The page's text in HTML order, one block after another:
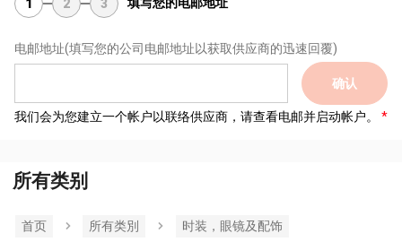
1 2 3
电邮地址(填写您的公司电邮地址以获取供应商的迅速回覆)
确认
我们会为您建立一个帐户以联络供应商，请查看电邮并启动帐户。
所有类别
首页 所有类別 时装，眼镜及配饰